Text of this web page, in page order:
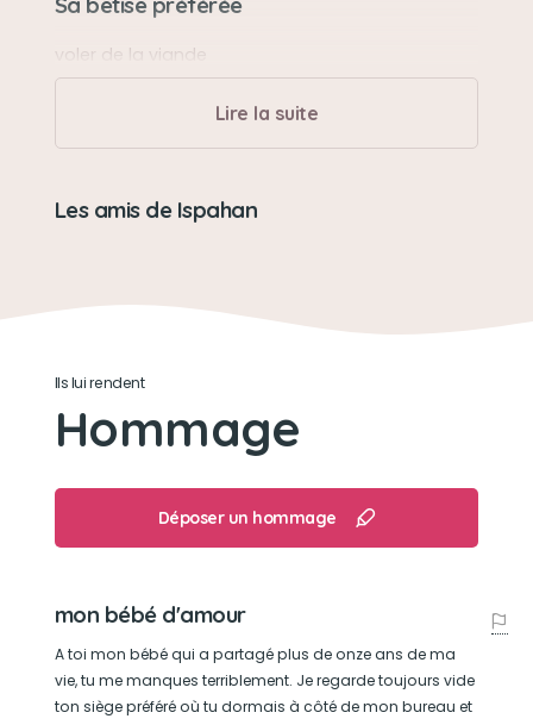
voler de la viande
Son jouet préféré
dormir avec moi
Lire la suite
Les amis de Ispahan
Ils lui rendent
Hommage
Déposer un hommage
mon bébé d'amour
A toi mon bébé qui a partagé plus de onze ans de ma
vie, tu me manques terriblement. Je regarde toujours vide
ton siège préféré où tu dormais à côté de mon bureau et